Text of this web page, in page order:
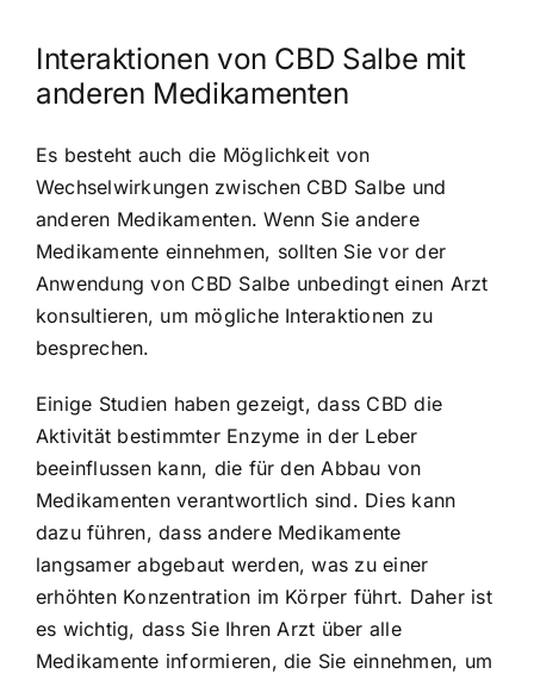
Interaktionen von CBD Salbe mit
anderen Medikamenten
Es besteht auch die Möglichkeit von
Wechselwirkungen zwischen CBD Salbe und
anderen Medikamenten. Wenn Sie andere
Medikamente einnehmen, sollten Sie vor der
Anwendung von CBD Salbe unbedingt einen Arzt
konsultieren, um mögliche Interaktionen zu
besprechen.
Einige Studien haben gezeigt, dass CBD die
Aktivität bestimmter Enzyme in der Leber
beeinflussen kann, die für den Abbau von
Medikamenten verantwortlich sind. Dies kann
dazu führen, dass andere Medikamente
langsamer abgebaut werden, was zu einer
erhöhten Konzentration im Körper führt. Daher ist
es wichtig, dass Sie Ihren Arzt über alle
Medikamente informieren, die Sie einnehmen, um